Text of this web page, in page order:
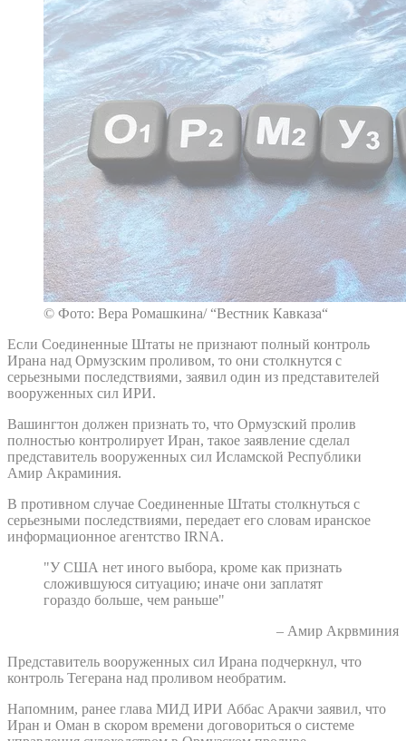
© Фото: Вера Ромашкина/ “Вестник Кавказа“
Если Соединенные Штаты не признают полный контроль
Ирана над Ормузским проливом, то они столкнутся с
серьезными последствиями, заявил один из представителей
вооруженных сил ИРИ.
Вашингтон должен признать то, что Ормузский пролив
полностью контролирует Иран, такое заявление сделал
представитель вооруженных сил Исламской Республики
Амир Акраминия.
В противном случае Соединенные Штаты столкнуться с
серьезными последствиями, передает его словам иранское
информационное агентство IRNA.
"У США нет иного выбора, кроме как признать
сложившуюся ситуацию; иначе они заплатят
гораздо больше, чем раньше"
– Амир Акрвминия
Представитель вооруженных сил Ирана подчеркнул, что
контроль Тегерана над проливом необратим.
Напомним, ранее глава МИД ИРИ Аббас Аракчи заявил, что
Иран и Оман в скором времени договориться о системе